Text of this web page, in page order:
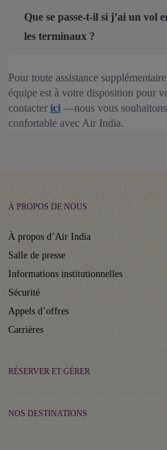
Que se passe‑t‑il si j’ai un vol
les terminaux ?
Pour toute assistance
équipe est à votre disposition pour
contacter ici —nous vous
confortable avec Air India.
À PROPOS DE NOUS
À propos d’Air India
Salle de presse
Informations institutionnelles
Sécurité
Appels d’offres
Carrières
RÉSERVER ET GÉRER
NOS DESTINATIONS